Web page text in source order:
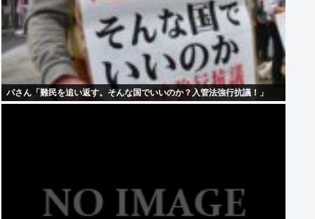
パさん「難民を追い返す。そんな国でいいのか？入管法強行抗議！」